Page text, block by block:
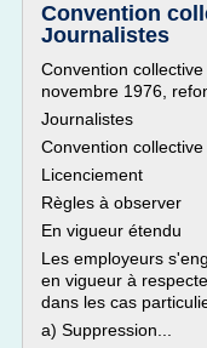
Convention
Journalistes
Convention
novembre 1976,
Journalistes
Convention
Licenciement
Règles à observer
En vigueur étendu
Les employeurs
en vigueur à
dans les cas
a) Suppression...